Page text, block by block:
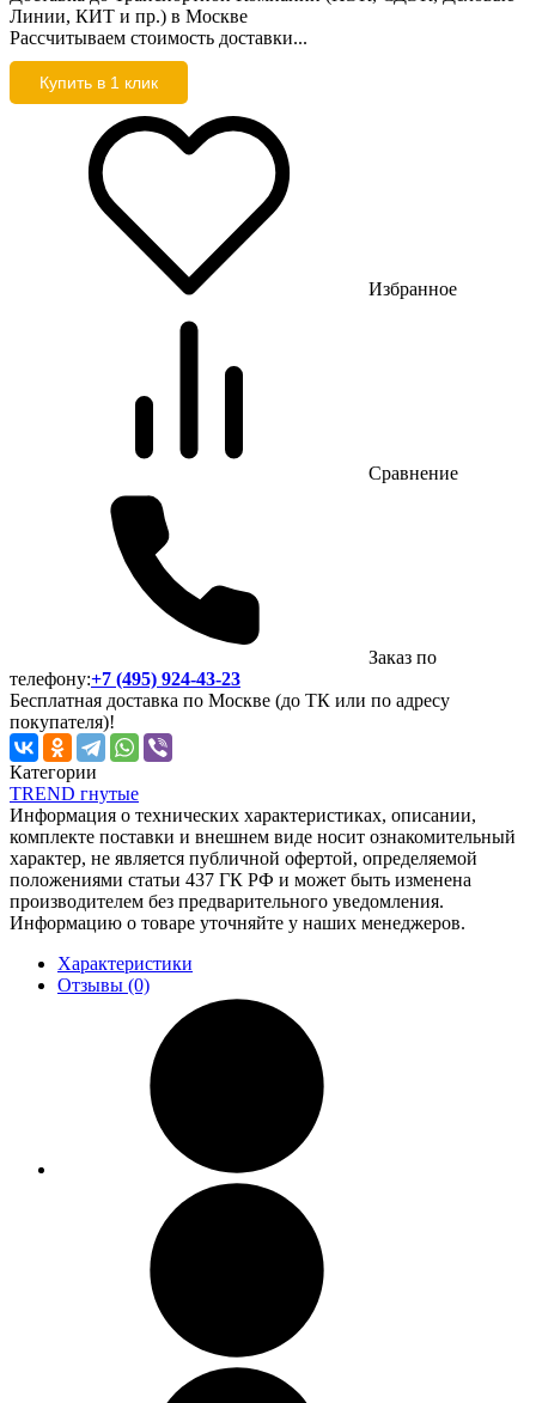
Линии, КИТ и пр.) в Москве
Рассчитываем стоимость доставки...
Купить в 1 клик
Избранное
Сравнение
Заказ по
телефону:+7 (495) 924-43-23
Бесплатная доставка по Москве (до ТК или по адресу
покупателя)!
Категории
TREND гнутые
Информация о технических характеристиках, описании,
комплекте поставки и внешнем виде носит ознакомительный
характер, не является публичной офертой, определяемой
положениями статьи 437 ГК РФ и может быть изменена
производителем без предварительного уведомления.
Информацию о товаре уточняйте у наших менеджеров.
Характеристики
Отзывы (0)